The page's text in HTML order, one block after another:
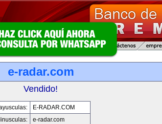
e-radar.com
Vendido!
E-RADAR.COM
e-radar.com